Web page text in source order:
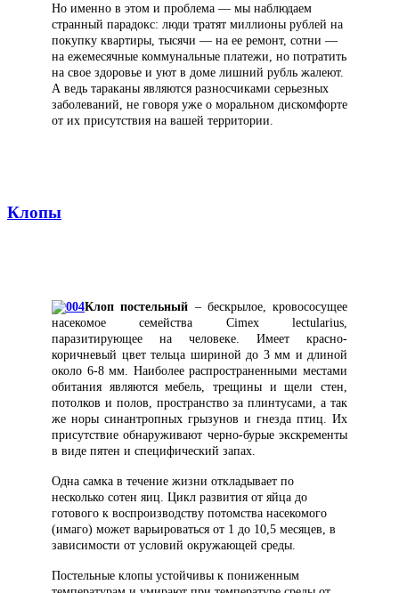
Но именно в этом и проблема — мы наблюдаем
странный парадокс: люди тратят миллионы рублей на
покупку квартиры, тысячи — на ее ремонт, сотни —
на ежемесячные коммунальные платежи, но потратить
на свое здоровье и уют в доме лишний рубль жалеют.
А ведь тараканы являются разносчиками серьезных
заболеваний, не говоря уже о моральном дискомфорте
от их присутствия на вашей территории.
Клопы
Клоп постельный – бескрылое, кровососущее
насекомое семейства Cimex lectularius,
паразитирующее на человеке. Имеет красно-
коричневый цвет тельца шириной до 3 мм и длиной
около 6-8 мм. Наиболее распространенными местами
обитания являются мебель, трещины и щели стен,
потолков и полов, пространство за плинтусами, а так
же норы синантропных грызунов и гнезда птиц. Их
присутствие обнаруживают черно-бурые экскременты
в виде пятен и специфический запах.
Одна самка в течение жизни откладывает по
несколько сотен яиц. Цикл развития от яйца до
готового к воспроизводству потомства насекомого
(имаго) может варьироваться от 1 до 10,5 месяцев, в
зависимости от условий окружающей среды.
Постельные клопы устойчивы к пониженным